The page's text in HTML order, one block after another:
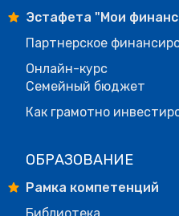
Эстафета "Мои
Партнерское
Онлайн-курс
Семейный бюджет
Как грамотно
ОБРАЗОВАНИЕ
Рамка компетенций
Библиотека